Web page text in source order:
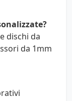
dischi da
da 1mm